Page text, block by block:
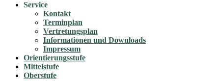
Service
Kontakt
Terminplan
Vertretungsplan
Informationen und Downloads
Impressum
Orientierungsstufe
Mittelstufe
Oberstufe